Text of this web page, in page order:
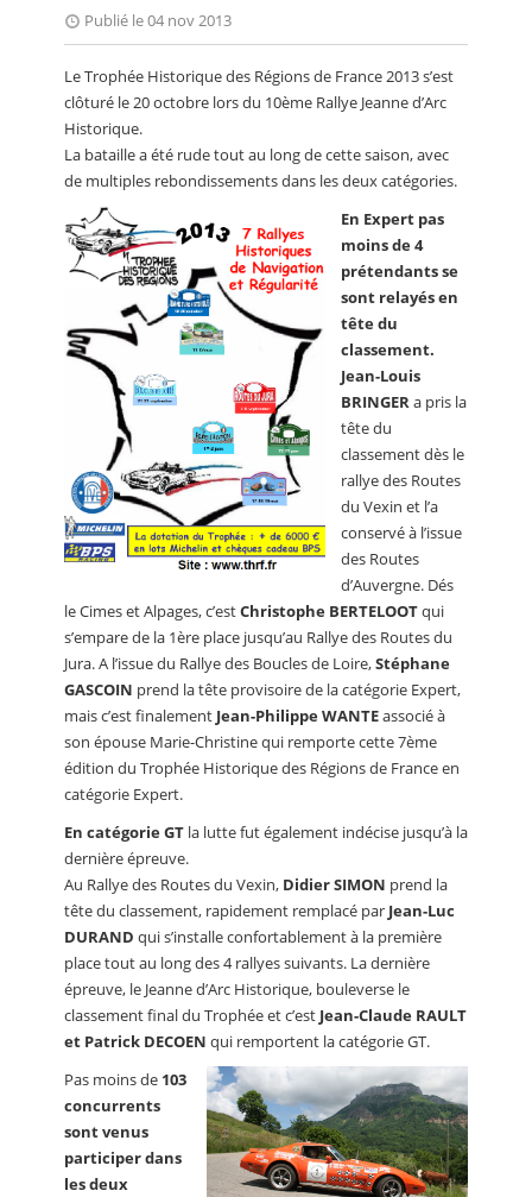
Publié le 04 nov 2013
Le Trophée Historique des Régions de France 2013 s’est
clôturé le 20 octobre lors du 10ème Rallye Jeanne d’Arc
Historique.
La bataille a été rude tout au long de cette saison, avec
de multiples rebondissements dans les deux catégories.
En Expert pas
moins de 4
prétendants se
sont relayés en
tête du
classement.
Jean-Louis
BRINGERa pris la
tête du
classement dès le
rallye des Routes
du Vexin et l’a
conservé à l’issue
des Routes
d’Auvergne. Dés
le Cimes et Alpages, c’estChristophe BERTELOOTqui
s’empare de la 1ère place jusqu’au Rallye des Routes du
Jura. A l’issue du Rallye des Boucles de Loire,Stéphane
GASCOIN prend la tête provisoire de la catégorie Expert,
mais c’est finalement Jean-Philippe WANTEassocié à
son épouse Marie-Christine qui remporte cette 7ème
édition du Trophée Historique des Régions de France en
catégorie Expert.
En catégorie GT la lutte fut également indécise jusqu’à la
dernière épreuve.
Au Rallye des Routes du Vexin, Didier SIMON prend la
tête du classement, rapidement remplacé par Jean-Luc
DURAND qui s’installe confortablement à la première
place tout au long des 4 rallyes suivants. La dernière
épreuve, le Jeanne d’Arc Historique, bouleverse le
classement final du Trophée et c’est Jean-Claude RAULT
et Patrick DECOEN qui remportent la catégorie GT.
Pas moins de 103
concurrents
sont venus
participer dans
les deux